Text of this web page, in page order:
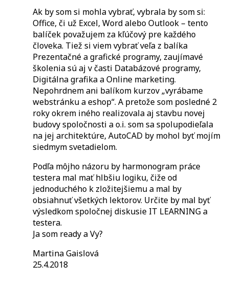
Ak by som si mohla vybrať, vybrala by som si:
Office, či už Excel, Word alebo Outlook – tento
balíček považujem za kľúčový pre každého
človeka. Tiež si viem vybrať veľa z balíka
Prezentačné a grafické programy, zaujímavé
školenia sú aj v časti Databázové programy,
Digitálna grafika a Online marketing.
Nepohrdnem ani balíkom kurzov „vyrábame
webstránku a eshop“. A pretože som posledné 2
roky okrem iného realizovala aj stavbu novej
budovy spoločnosti a o.i. som sa spolupodieľala
na jej architektúre, AutoCAD by mohol byť mojím
siedmym svetadielom.
Podľa môjho názoru by harmonogram práce
testera mal mať hlbšiu logiku, čiže od
jednoduchého k zložitejšiemu a mal by
obsiahnuť všetkých lektorov. Určite by mal byť
výsledkom spoločnej diskusie IT LEARNING a
testera.
Ja som ready a Vy?
Martina Gaislová
25.4.2018